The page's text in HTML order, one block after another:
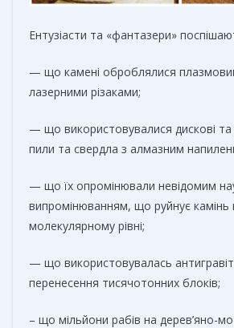
Ентузіасти та «фантазери»
— що камені оброблялися
лазерними різаками;
— що використовувалися дискові та
пили та свердла з алмазним
— що їх опромінювали невідомим
випромінюванням, що руйнує камінь
молекулярному рівні;
— що використовувалась
перенесення тисячотонних блоків;
– що мільйони рабів на дерев’яно-